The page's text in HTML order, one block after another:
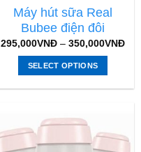
Máy hút sữa Real
Bubee điện đôi
295,000VNĐ – 350,000VNĐ
SELECT OPTIONS